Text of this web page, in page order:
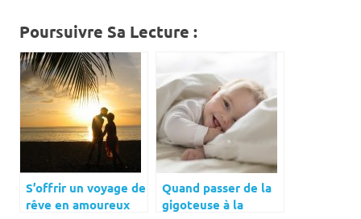
Poursuivre Sa Lecture :
S’offrir un voyage de
rêve en amoureux
Quand passer de la
gigoteuse à la